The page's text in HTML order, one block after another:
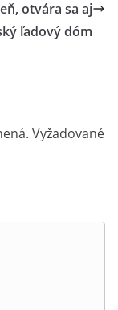
otvára sa aj
ľadový dóm
Vyžadované